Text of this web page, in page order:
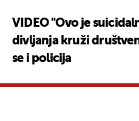
VIDEO "Ovo je
divljanja kruži
se i policija